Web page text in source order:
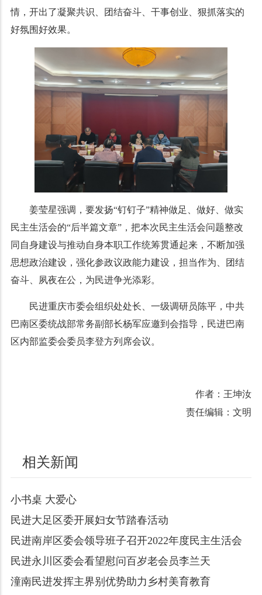
情，开出了凝聚共识、团结奋斗、干事创业、狠抓落实的
好氛围好效果。
姜莹星强调，要发扬“钉钉子”精神做足、做好、做实
民主生活会的“后半篇文章”，把本次民主生活会问题整改
同自身建设与推动自身本职工作统筹贯通起来，不断加强
思想政治建设，强化参政议政能力建设，担当作为、团结
奋斗、夙夜在公，为民进争光添彩。
民进重庆市委会组织处处长、一级调研员陈平，中共
巴南区委统战部常务副部长杨军应邀到会指导，民进巴南
区内部监委会委员李登方列席会议。
作者：王坤汝
责任编辑：文明
相关新闻
小书桌 大爱心
民进大足区委开展妇女节踏春活动
民进南岸区委会领导班子召开2022年度民主生活会
民进永川区委会看望慰问百岁老会员李兰天
潼南民进发挥主界别优势助力乡村美育教育